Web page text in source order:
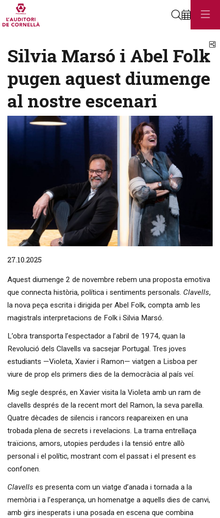
Cerca
Silvia Marsó i Abel Folk
pugen aquest diumenge
al nostre escenari
27.10.2025
Aquest diumenge 2 de novembre rebem una proposta emotiva
que connecta història, política i sentiments personals. Clavells,
la nova peça escrita i dirigida per Abel Folk, compta amb les
magistrals interpretacions de Folk i Silvia Marsó.
L’obra transporta l’espectador a l’abril de 1974, quan la
Revolució dels Clavells va sacsejar Portugal. Tres joves
estudiants —Violeta, Xavier i Ramon— viatgen a Lisboa per
viure de prop els primers dies de la democràcia al país veí.
Mig segle després, en Xavier visita la Violeta amb un ram de
clavells després de la recent mort del Ramon, la seva parella.
Quatre dècades de silencis i rancors reapareixen en una
trobada plena de secrets i revelacions. La trama entrellaça
traïcions, amors, utopies perdudes i la tensió entre allò
personal i el polític, mostrant com el passat i el present es
confonen.
Clavells es presenta com un viatge d’anada i tornada a la
memòria i a l’esperança, un homenatge a aquells dies de canvi,
amb girs inesperats i una posada en escena que combina